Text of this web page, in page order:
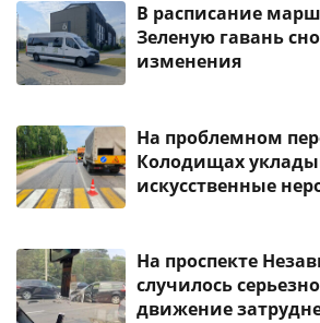
В расписание
Зеленую гавань
изменения
На проблемном
Колодищах
искусственные
На проспекте
случилось
движение